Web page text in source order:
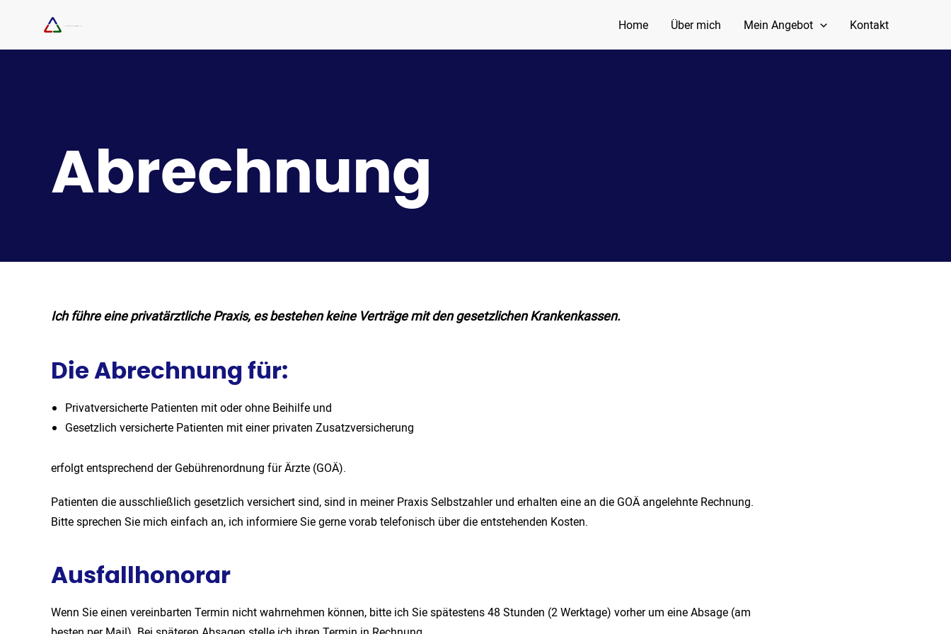
Home Über mich Mein Angebot Kontakt
Abrechnung
Ich führe eine privatärztliche Praxis, es bestehen keine Verträge mit den gesetzlichen Krankenkassen.
Die Abrechnung für:
Privatversicherte Patienten mit oder ohne Beihilfe und​
Gesetzlich versicherte Patienten mit einer privaten Zusatzversicherung​
erfolgt entsprechend der Gebührenordnung für Ärzte (GOÄ).
Patienten die ausschließlich gesetzlich versichert sind, sind in meiner Praxis Selbstzahler und erhalten eine an die GOÄ angelehnte Rechnung.
Bitte sprechen Sie mich einfach an, ich informiere Sie gerne vorab telefonisch über die entstehenden Kosten.
Ausfallhonorar
Wenn Sie einen vereinbarten Termin nicht wahrnehmen können, bitte ich Sie spätestens 48 Stunden (2 Werktage) vorher um eine Absage (am